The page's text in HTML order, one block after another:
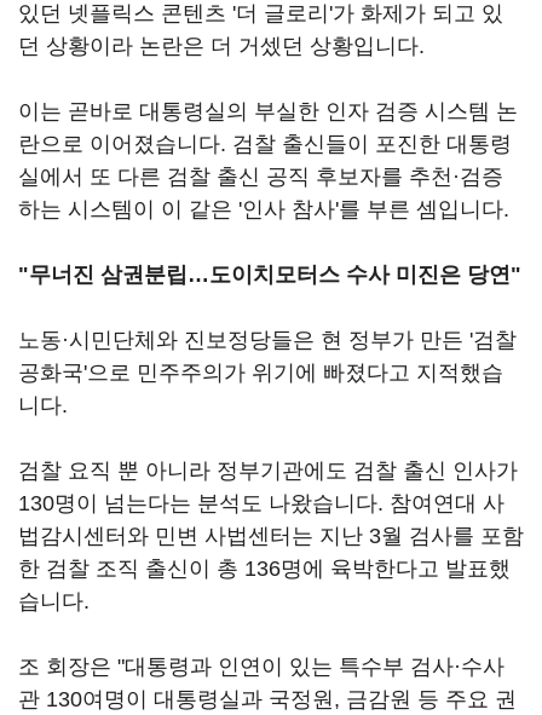
있던 넷플릭스 콘텐츠 '더 글로리'가 화제가 되고 있
던 상황이라 논란은 더 거셌던 상황입니다.
이는 곧바로 대통령실의 부실한 인자 검증 시스템 논
란으로 이어졌습니다. 검찰 출신들이 포진한 대통령
실에서 또 다른 검찰 출신 공직 후보자를 추천·검증
하는 시스템이 이 같은 '인사 참사'를 부른 셈입니다.
"무너진 삼권분립…도이치모터스 수사 미진은 당연"
노동·시민단체와 진보정당들은 현 정부가 만든 '검찰
공화국'으로 민주주의가 위기에 빠졌다고 지적했습
니다.
검찰 요직 뿐 아니라 정부기관에도 검찰 출신 인사가
130명이 넘는다는 분석도 나왔습니다. 참여연대 사
법감시센터와 민변 사법센터는 지난 3월 검사를 포함
한 검찰 조직 출신이 총 136명에 육박한다고 발표했
습니다.
조 회장은 "대통령과 인연이 있는 특수부 검사·수사
관 130여명이 대통령실과 국정원, 금감원 등 주요 권